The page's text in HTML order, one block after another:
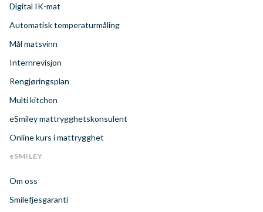
Digital IK-mat
Automatisk temperaturmåling
Mål matsvinn
Internrevisjon
Rengjøringsplan
Multi kitchen
eSmiley mattrygghetskonsulent
Online kurs i mattrygghet
eSMILEY
Om oss
Smilefjesgaranti